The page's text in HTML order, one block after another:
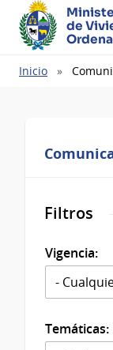
de
Ruta
Inicio
Filtros
Vigencia:
Temáticas: